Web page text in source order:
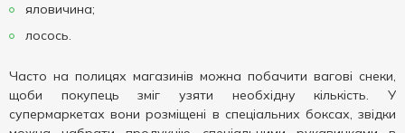
яловичина;
лосось.
Часто на полицях магазинів можна побачити вагові снеки,
щоби покупець зміг узяти необхідну кількість. У
супермаркетах вони розміщені в спеціальних боксах, звідки